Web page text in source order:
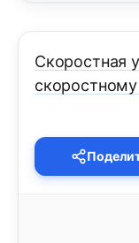
Скоростная
скоростному